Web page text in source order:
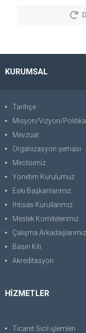
KURUMSAL
Tarihçe
Misyon/Vizyon/Politikalar/
Mevzuat
Organizasyon şeması
Meclisimiz
Yönetim Kurulumuz
Eski Başkanlarımız
İhtisas Kurullarımız
Meslek Komitelerimiz
Çalışma Arkadaşlarımız
Basın Kiti
Akreditasyon
HİZMETLER
Ticaret Sicil işlemleri